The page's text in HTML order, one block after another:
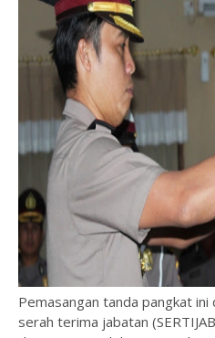
Pemasangan tanda pangkat ini
serah terima jabatan